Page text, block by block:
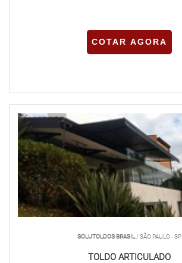
COTAR AGORA
SOLUTOLDOS BRASIL/ SÃO PAULO - SP
TOLDO ARTICULADO